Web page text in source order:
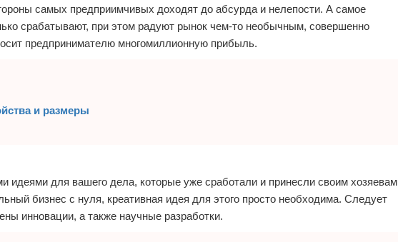
самых предприимчивых доходят до абсурда и нелепости. А самое
срабатывают, при этом радуют рынок чем-то необычным, совершенно
предпринимателю многомиллионную прибыль.
и размеры
идеями для вашего дела, которые уже сработали и принесли своим хозяевам
бизнес с нуля, креативная идея для этого просто необходима. Следует
инновации, а также научные разработки.